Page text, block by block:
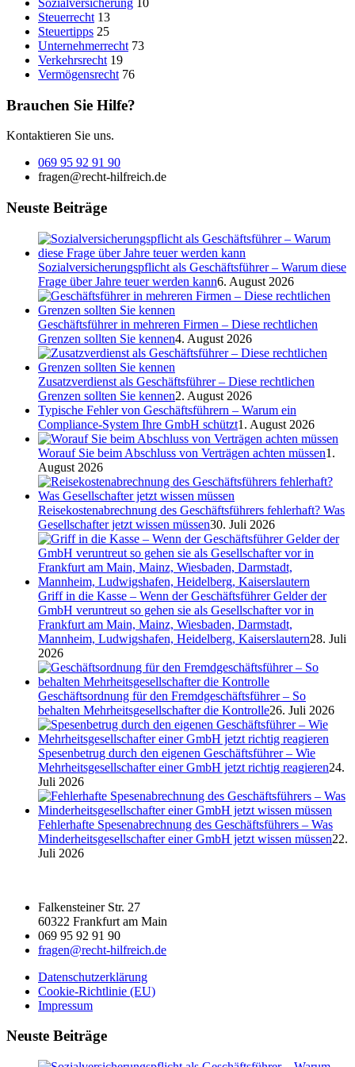
Steuerrecht 13
Steuertipps 25
Unternehmerrecht 73
Verkehrsrecht 19
Vermögensrecht 76
Brauchen Sie Hilfe?
Kontaktieren Sie uns.
069 95 92 91 90
fragen@recht-hilfreich.de
Neuste Beiträge
Sozialversicherungspflicht als Geschäftsführer – Warum diese
Frage über Jahre teuer werden kann6. August 2026
Geschäftsführer in mehreren Firmen – Diese rechtlichen
Grenzen sollten Sie kennen4. August 2026
Zusatzverdienst als Geschäftsführer – Diese rechtlichen
Grenzen sollten Sie kennen2. August 2026
Typische Fehler von Geschäftsführern – Warum ein
Compliance-System Ihre GmbH schützt1. August 2026
Worauf Sie beim Abschluss von Verträgen achten müssen1.
August 2026
Reisekostenabrechnung des Geschäftsführers fehlerhaft? Was
Gesellschafter jetzt wissen müssen30. Juli 2026
Griff in die Kasse – Wenn der Geschäftsführer Gelder der
GmbH veruntreut so gehen sie als Gesellschafter vor in
Frankfurt am Main, Mainz, Wiesbaden, Darmstadt,
Mannheim, Ludwigshafen, Heidelberg, Kaiserslautern28. Juli
2026
Geschäftsordnung für den Fremdgeschäftsführer – So
behalten Mehrheitsgesellschafter die Kontrolle26. Juli 2026
Spesenbetrug durch den eigenen Geschäftsführer – Wie
Mehrheitsgesellschafter einer GmbH jetzt richtig reagieren24.
Juli 2026
Fehlerhafte Spesenabrechnung des Geschäftsführers – Was
Minderheitsgesellschafter einer GmbH jetzt wissen müssen22.
Juli 2026
Falkensteiner Str. 27
60322 Frankfurt am Main
069 95 92 91 90
fragen@recht-hilfreich.de
Datenschutzerklärung
Cookie-Richtlinie (EU)
Impressum
Neuste Beiträge